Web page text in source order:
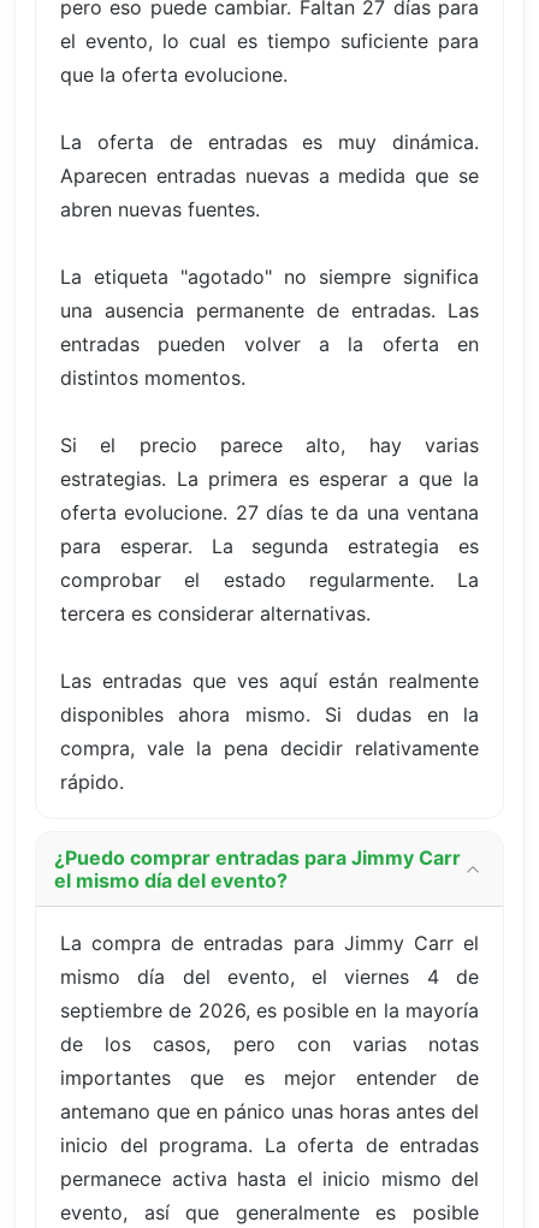
pero eso puede cambiar. Faltan 27 días para
el evento, lo cual es tiempo suficiente para
que la oferta evolucione.
La oferta de entradas es muy dinámica.
Aparecen entradas nuevas a medida que se
abren nuevas fuentes.
La etiqueta "agotado" no siempre significa
una ausencia permanente de entradas. Las
entradas pueden volver a la oferta en
distintos momentos.
Si el precio parece alto, hay varias
estrategias. La primera es esperar a que la
oferta evolucione. 27 días te da una ventana
para esperar. La segunda estrategia es
comprobar el estado regularmente. La
tercera es considerar alternativas.
Las entradas que ves aquí están realmente
disponibles ahora mismo. Si dudas en la
compra, vale la pena decidir relativamente
rápido.
¿Puedo comprar entradas para Jimmy Carr
el mismo día del evento?
La compra de entradas para Jimmy Carr el
mismo día del evento, el viernes 4 de
septiembre de 2026, es posible en la mayoría
de los casos, pero con varias notas
importantes que es mejor entender de
antemano que en pánico unas horas antes del
inicio del programa. La oferta de entradas
permanece activa hasta el inicio mismo del
evento, así que generalmente es posible